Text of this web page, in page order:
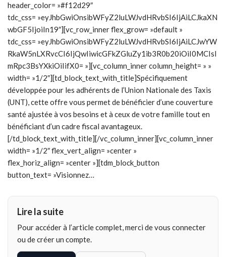
header_color= »#f12d29″
tdc_css= »eyJhbGwiOnsibWFyZ2luLWJvdHRvbSI6IjAiLCJkaXN
wbGF5IjoiIn19″][vc_row_inner flex_grow= »default »
tdc_css= »eyJhbGwiOnsibWFyZ2luLWJvdHRvbSI6IjAiLCJwYW
RkaW5nLXRvcCI6IjQwIiwicGFkZGluZy1ib3R0b20iOiI0MCIsI
mRpc3BsYXkiOiIifX0= »][vc_column_inner column_height= » »
width= »1/2″][td_block_text_with_title]Spécifiquement
développée pour les adhérents de l’Union Nationale des Taxis
(UNT), cette offre vous permet de bénéficier d’une couverture
santé ajustée à vos besoins et à ceux de votre famille tout en
bénéficiant d’un cadre fiscal avantageux.
[/td_block_text_with_title][/vc_column_inner][vc_column_inner
width= »1/2″ flex_vert_align= »center »
flex_horiz_align= »center »][tdm_block_button
button_text= »Visionnez…
Lire la suite
Pour accéder à l’article complet, merci de vous connecter
ou de créer un compte.